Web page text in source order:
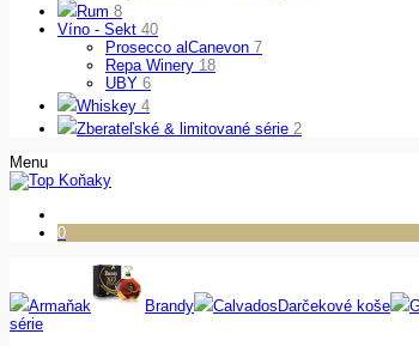
Rum 8
Víno - Sekt 40
Prosecco alCanevon 7
Repa Winery 18
UBY 6
Whiskey 4
Zberateľské & limitované série 2
Menu
0
Armaňak Brandy CalvadosDarčekové koše
série